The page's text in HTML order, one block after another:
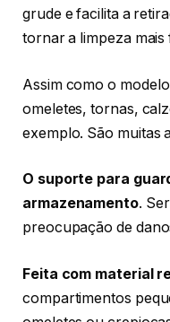
grude e facilita a
tornar a limpeza mais
Assim como o
omeletes, tornas,
exemplo. São muitas
O suporte para
armazenamento.
preocupação de
Feita com material
compartimentos